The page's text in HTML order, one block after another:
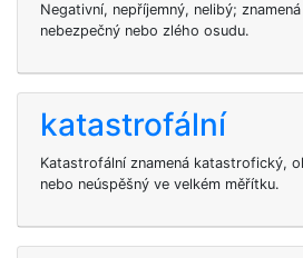
Negativní, nepříjemný, nelibý;
nebezpečný nebo zlého osudu.
katastrofální
Katastrofální znamená katastrofický,
nebo neúspěšný ve velkém měřítku.